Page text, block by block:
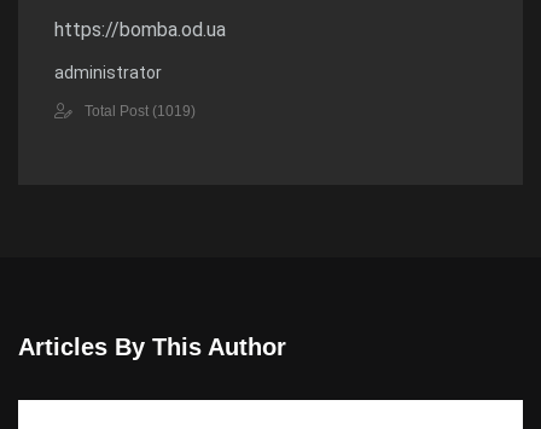
https://bomba.od.ua
administrator
Total Post (1019)
Articles By This Author